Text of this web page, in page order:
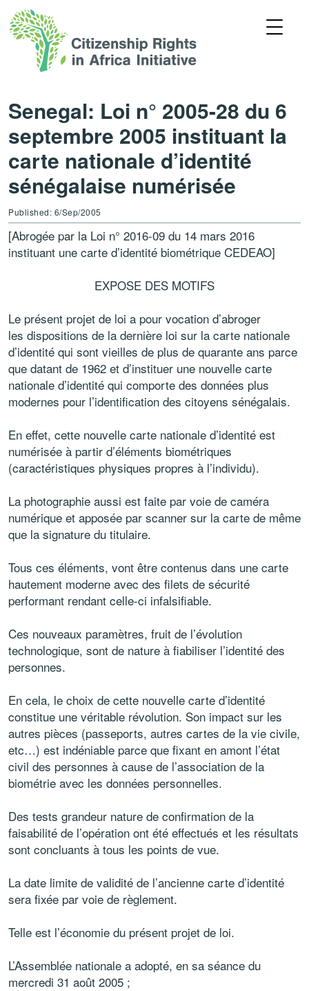
Senegal: Loi n° 2005-28 du 6
septembre 2005 instituant la
carte nationale d’identité
sénégalaise numérisée
Published: 6/Sep/2005
[Abrogée par la Loi n° 2016-09 du 14 mars 2016
instituant une carte d’identité biométrique CEDEAO]
EXPOSE DES MOTIFS
Le présent projet de loi a pour vocation d’abroger
les dispositions de la dernière loi sur la carte nationale
d’identité qui sont vieilles de plus de quarante ans parce
que datant de 1962 et d’instituer une nouvelle carte
nationale d’identité qui comporte des données plus
modernes pour l’identification des citoyens sénégalais.
En effet, cette nouvelle carte nationale d’identité est
numérisée à partir d’éléments biométriques
(caractéristiques physiques propres à l’individu).
La photographie aussi est faite par voie de caméra
numérique et apposée par scanner sur la carte de même
que la signature du titulaire.
Tous ces éléments, vont être contenus dans une carte
hautement moderne avec des filets de sécurité
performant rendant celle-ci infalsifiable.
Ces nouveaux paramètres, fruit de l’évolution
technologique, sont de nature à fiabiliser l’identité des
personnes.
En cela, le choix de cette nouvelle carte d’identité
constitue une véritable révolution. Son impact sur les
autres pièces (passeports, autres cartes de la vie civile,
etc…) est indéniable parce que fixant en amont l’état
civil des personnes à cause de l’association de la
biométrie avec les données personnelles.
Des tests grandeur nature de confirmation de la
faisabilité de l’opération ont été effectués et les résultats
sont concluants à tous les points de vue.
La date limite de validité de l’ancienne carte d’identité
sera fixée par voie de règlement.
Telle est l’économie du présent projet de loi.
L’Assemblée nationale a adopté, en sa séance du
mercredi 31 août 2005 ;